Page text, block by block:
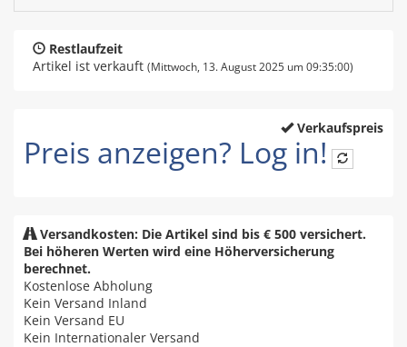
Restlaufzeit
Artikel ist verkauft (Mittwoch, 13. August 2025 um 09:35:00)
Verkaufspreis
Preis anzeigen? Log in!
Versandkosten: Die Artikel sind bis € 500 versichert.
Bei höheren Werten wird eine Höherversicherung
berechnet.
Kostenlose Abholung
Kein Versand Inland
Kein Versand EU
Kein Internationaler Versand